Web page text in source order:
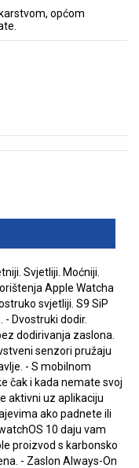
općom
Svjetliji. Moćniji.
Apple Watcha
svjetliji. S9 SiP
Dvostruki dodir.
dodirivanja zaslona.
senzori pružaju
- S mobilnom
čak i kada nemate svoj
aktivni uz aplikaciju
ako padnete ili
10 daju vam
proizvod s karbonsko
- Zaslon Always-On